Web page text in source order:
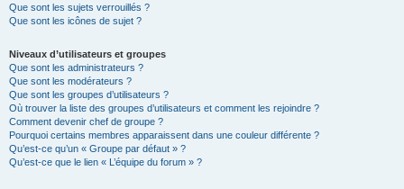
Que sont les sujets verrouillés ?
Que sont les icônes de sujet ?
Niveaux d’utilisateurs et groupes
Que sont les administrateurs ?
Que sont les modérateurs ?
Que sont les groupes d’utilisateurs ?
Où trouver la liste des groupes d’utilisateurs et comment les rejoindre ?
Comment devenir chef de groupe ?
Pourquoi certains membres apparaissent dans une couleur différente ?
Qu’est-ce qu’un « Groupe par défaut » ?
Qu’est-ce que le lien « L’équipe du forum » ?